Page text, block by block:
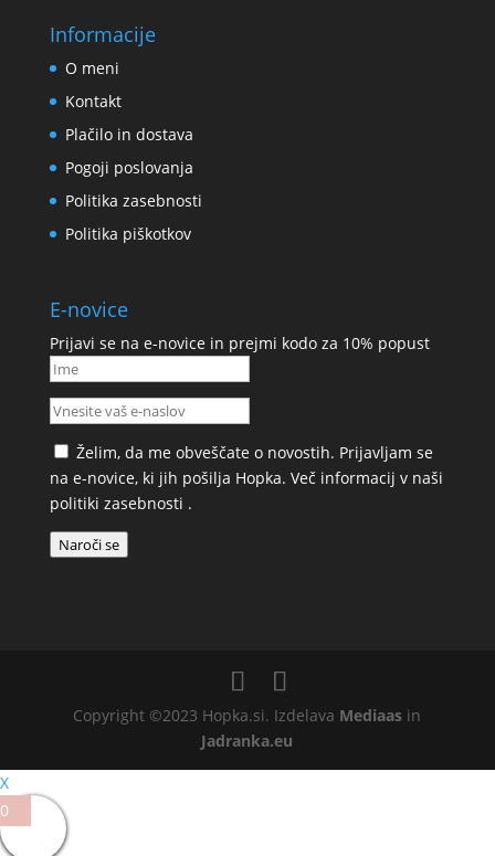
Informacije
O meni
Kontakt
Plačilo in dostava
Pogoji poslovanja
Politika zasebnosti
Politika piškotkov
E-novice
Prijavi se na e-novice in prejmi kodo za 10% popust
Želim, da me obveščate o novostih. Prijavljam se
na e-novice, ki jih pošilja Hopka. Več informacij v naši
politiki zasebnosti .
Naroči se
Copyright ©2023 Hopka.si. Izdelava Mediaas in
Jadranka.eu
X
0